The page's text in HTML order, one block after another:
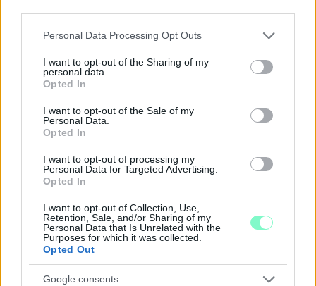
Please note that this website/app uses one or more Google
not limited to your visit or usage behaviour. You may click to
grant or deny consent to Google and its third-party tags to
use your data for below specified purposes in below Google
consent section.
Personal Data Processing Opt Outs
I want to opt-out of the Sharing of my
personal data.
Opted In
I want to opt-out of the Sale of my
Personal Data.
Opted In
I want to opt-out of processing my
Personal Data for Targeted Advertising.
Opted In
I want to opt-out of Collection, Use,
Retention, Sale, and/or Sharing of my
Personal Data that Is Unrelated with the
Purposes for which it was collected.
Opted Out
Google consents
A RÓMAIAKTÓL AZ AGYAGKATONÁKIG –
TÁRLATVEZETÉSEK, WORKSHOP ÉS
KÖZÖNSÉGTALÁLKOZÓ VÁRJA A LÁTOGATÓKAT A
GYŐRI RÓMER MÚZEUMBAN
Ingyenes programokkal és különleges kiállításokkal készülnek a
hét második felére, a hőségriadó idején ráadásul a Várkazamata
– Kőtár is díjmentesen látogatható.
Szólj hozzá!